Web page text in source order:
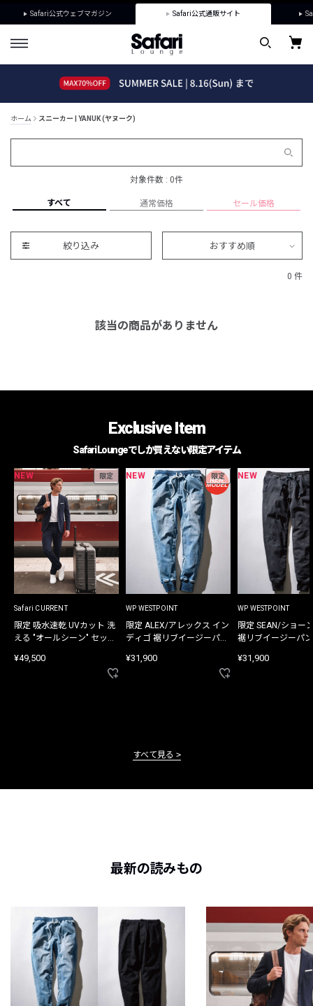
Safari公式ウェブマガジン Safari公式通販サイト
ホーム スニーカー | YANUK (ヤヌーク)
対象件数 : 0件
すべて 通常価格 セール価格
絞り込み おすすめ順
0 件
該当の商品がありません
Exclusive Item
Safari Loungeでしか買えない限定アイテム
NEW 限定
Safari CURRENT
限定 吸水速乾 UVカット 洗
える "オールシーン" セット
¥49,500
NEW 限定
WP WESTPOINT
限定 ALEX/アレックス イン
ディゴ 裾リブイージーパン
¥31,900
NEW
WP WESTPOINT
限定 SEAN/ショー
裾リブイージーパ
¥31,900
すべて見る
最新の読みもの